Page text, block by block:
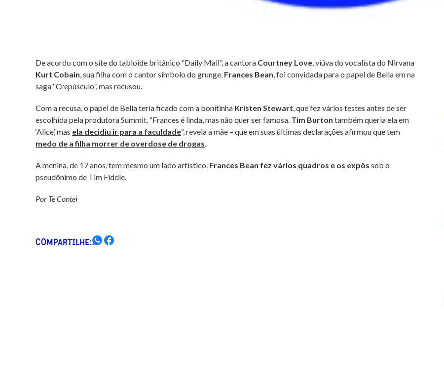
De acordo com o site do tabloide britânico “Daily Mail”, a cantora Courtney Love, viúva do vocalista do Nirvana
Kurt Cobain, sua filha com o cantor símbolo do grunge, Frances Bean, foi convidada para o papel de Bella em na
saga “Crepúsculo”, mas recusou.
Com a recusa, o papel de Bella teria ficado com a bonitinha Kristen Stewart, que fez vários testes antes de ser
escolhida pela produtora Summit. “Frances é linda, mas não quer ser famosa. Tim Burton também queria ela em
‘Alice’, mas ela decidiu ir para a faculdade“, revela a mãe – que em suas últimas declarações afirmou que tem
medo de a filha morrer de overdose de drogas.
A menina, de 17 anos, tem mesmo um lado artístico. Frances Bean fez vários quadros e os expôs sob o
pseudônimo de Tim Fiddle.
Por Te Contei
COMPARTILHE: